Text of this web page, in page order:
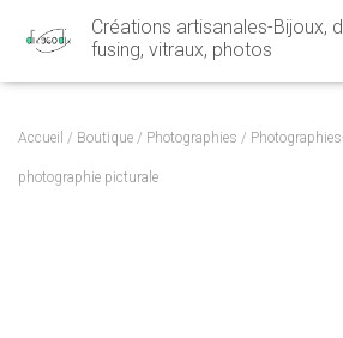
Créations artisanales-Bijoux,
fusing, vitraux, photos
Accueil / Boutique / Photographies /
photographie picturale